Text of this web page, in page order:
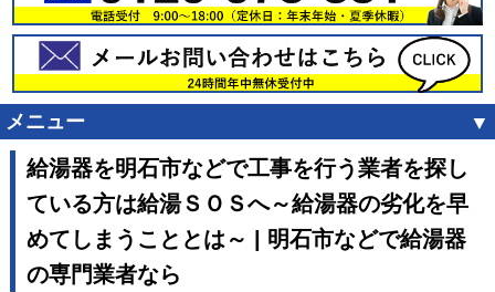
メニュー
給湯器を明石市などで工事を行う業者を探し
ている方は給湯ＳＯＳへ～給湯器の劣化を早
めてしまうこととは～ | 明石市などで給湯器
の専門業者なら